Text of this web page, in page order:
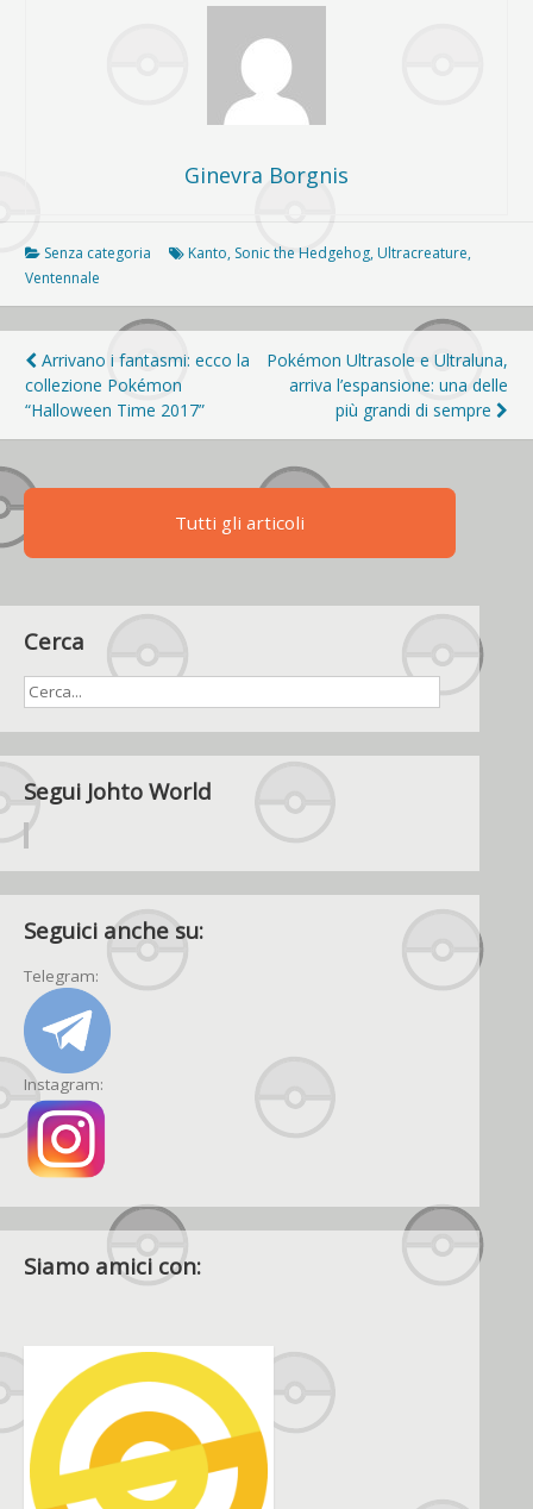
Ginevra Borgnis
Senza categoria Kanto, Sonic the Hedgehog, Ultracreature,
Ventennale
Navigazione
articoli
Arrivano i fantasmi: ecco la
collezione Pokémon
“Halloween Time 2017”
Pokémon Ultrasole e Ultraluna,
arriva l’espansione: una delle
più grandi di sempre
Tutti gli articoli
Cerca
Segui Johto World
Seguici anche su:
Telegram:
Instagram:
Siamo amici con: